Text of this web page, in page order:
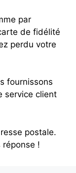
par
de fidélité
perdu votre
fournissons
service client
postale.
réponse !